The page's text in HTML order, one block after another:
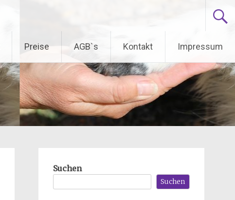
Preise AGB`s Kontakt Impressum
Suchen
Suchen